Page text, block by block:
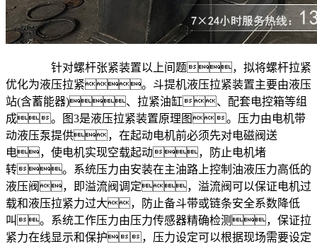
针对螺杆张紧装置以上间题，拟将螺杆拉紧
优化为液压拉紧。斗提机液压拉紧装置主要由液压
站(含蓄能器)、拉紧油缸、配套电控箱等组
成。图3是液压拉紧装置原理图。压力由电机带
动液压泵提供，在起动电机前必须先对电磁阀送
电，使电机实现空载起动，防止电机堵
转。系统压力由安装在主油路上控制油液压力高低的
液压阀，即溢流阀调定，溢流阀可以保证电机过
载和液压拉紧力过大，防止备斗带或链条安全系数降低
叫。系统工作压力由压力传感器精确检测，保证拉
紧力在线显示和保护，压力设定可以根据现场需要设定